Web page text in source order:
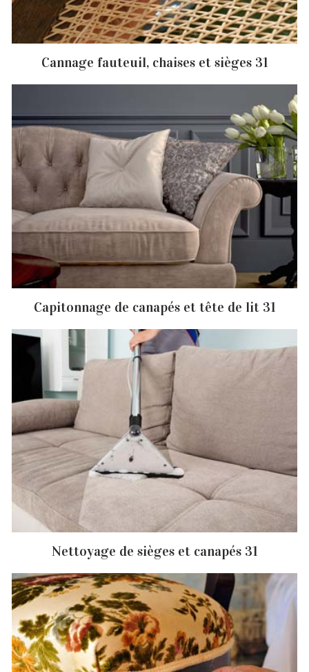
Cannage fauteuil, chaises et sièges 31
Capitonnage de canapés et tête de lit 31
Nettoyage de sièges et canapés 31